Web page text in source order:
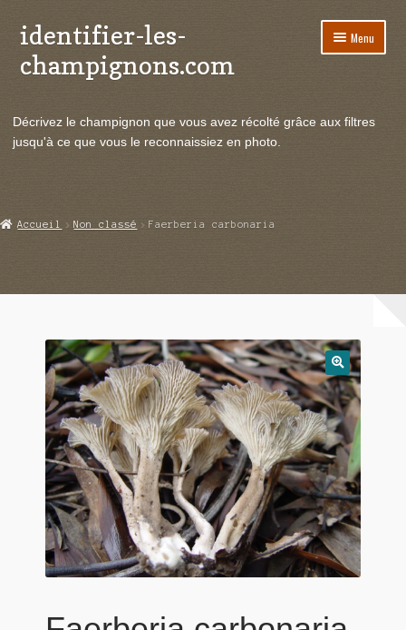
Aller
à
la
Aller
au
contenu
identifier-les-
champignons.com
Menu
le
Actualités
Echanges et contacts
Décrivez le champignon que vous avez récolté grâce aux filtres
jusqu'à ce que vous le reconnaissiez en photo.
Accueil Non classé Faerberia carbonaria